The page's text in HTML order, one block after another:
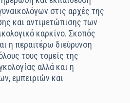
στις αρχές της
και αντιμετώπισης των
καρκίνο. Σκοπός
η περαιτέρω διεύρυνση
τους τομείς της
αλλά και η
εμπειριών και